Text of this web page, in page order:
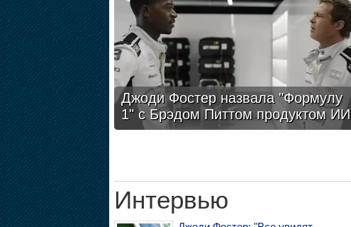
Джоди Фостер назвала "Формулу
1" с Брэдом Питтом продуктом ИИ
Интервью